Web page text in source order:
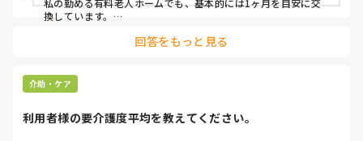
換しています。
関してはご本人のペースにお任せしています。
ゃるため、状態を見つつ交換間隔を少し長めにするなど、個別
の事情に合わせて柔軟に対応しています。
他の施設での対応も気になりますね。参考になれば幸いです。
回答をもっと見る
介助・ケア
利用者様の要介護度平均を教えてください。